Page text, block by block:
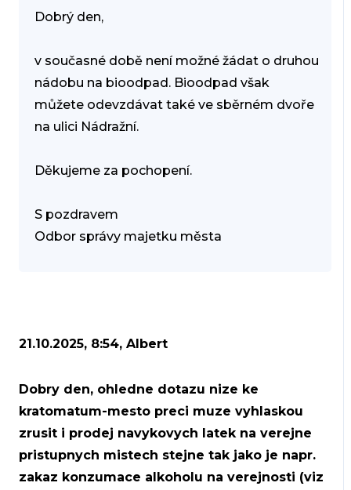
Dobrý den,
v současné době není možné žádat o druhou
nádobu na bioodpad. Bioodpad však
můžete odevzdávat také ve sběrném dvoře
na ulici Nádražní.
Děkujeme za pochopení.
S pozdravem
Odbor správy majetku města
21.10.2025, 8:54, Albert
Dobry den, ohledne dotazu nize ke
kratomatum-mesto preci muze vyhlaskou
zrusit i prodej navykovych latek na verejne
pristupnych mistech stejne tak jako je napr.
zakaz konzumace alkoholu na verejnosti (viz